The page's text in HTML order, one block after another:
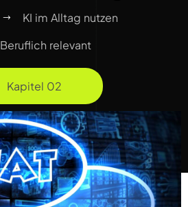
KI im Alltag nutzen
Beruflich relevant
Kapitel 02